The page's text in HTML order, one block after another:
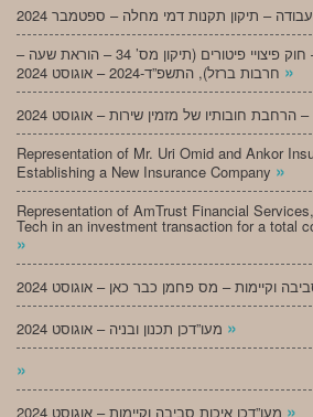
מעו”דכן יחסי עבודה – חוק פיצויי פיטורים (תיקון מס’ 34 – הוראת שעה –
»
Representation of Mr. Uri Omid and Ankor
Establishing a New Insurance Company »
Representation of AmTrust Financial
Tech in an investment transaction for a total
»
»
»
»